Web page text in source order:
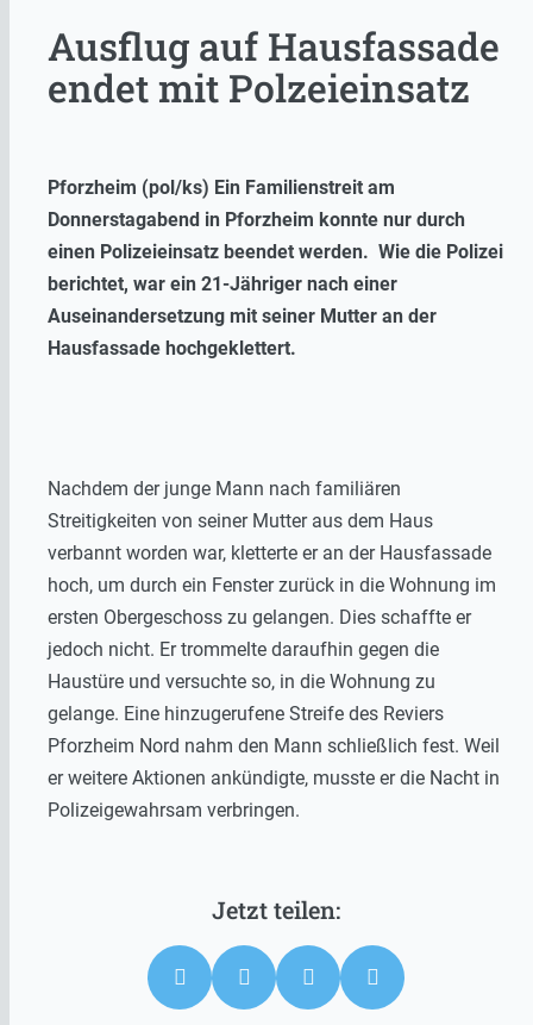
Ausflug auf Hausfassade
endet mit Polzeieinsatz
Pforzheim (pol/ks) Ein Familienstreit am
Donnerstagabend in Pforzheim konnte nur durch
einen Polizeieinsatz beendet werden. Wie die Polizei
berichtet, war ein 21-Jähriger nach einer
Auseinandersetzung mit seiner Mutter an der
Hausfassade hochgeklettert.
Nachdem der junge Mann nach familiären
Streitigkeiten von seiner Mutter aus dem Haus
verbannt worden war, kletterte er an der Hausfassade
hoch, um durch ein Fenster zurück in die Wohnung im
ersten Obergeschoss zu gelangen. Dies schaffte er
jedoch nicht. Er trommelte daraufhin gegen die
Haustüre und versuchte so, in die Wohnung zu
gelange. Eine hinzugerufene Streife des Reviers
Pforzheim Nord nahm den Mann schließlich fest. Weil
er weitere Aktionen ankündigte, musste er die Nacht in
Polizeigewahrsam verbringen.